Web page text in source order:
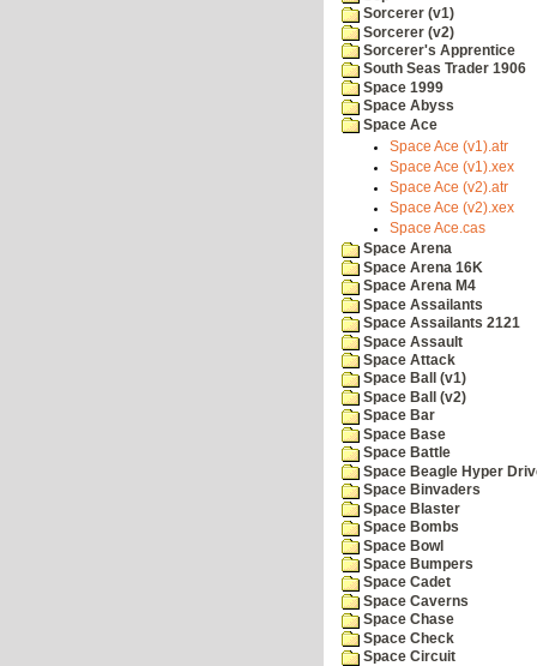
Sorcerer (v1)
Sorcerer (v2)
Sorcerer's Apprentice
South Seas Trader 1906
Space 1999
Space Abyss
Space Ace
Space Ace (v1).atr
Space Ace (v1).xex
Space Ace (v2).atr
Space Ace (v2).xex
Space Ace.cas
Space Arena
Space Arena 16K
Space Arena M4
Space Assailants
Space Assailants 2121
Space Assault
Space Attack
Space Ball (v1)
Space Ball (v2)
Space Bar
Space Base
Space Battle
Space Beagle Hyper
Space Binvaders
Space Blaster
Space Bombs
Space Bowl
Space Bumpers
Space Cadet
Space Caverns
Space Chase
Space Check
Space Circuit